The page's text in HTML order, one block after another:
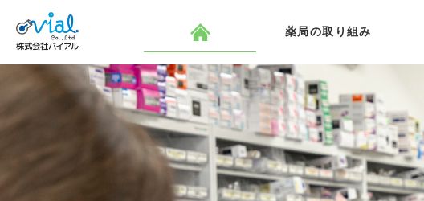
ン
へ
ス
ー
ョ
ン
薬局の取り組み